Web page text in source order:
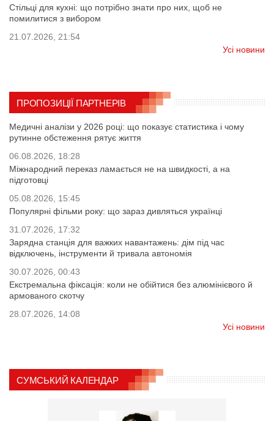
Стільці для кухні: що потрібно знати про них, щоб не
помилитися з вибором
21.07.2026, 21:54
Усі новини
ПРОПОЗИЦІЇ ПАРТНЕРІВ
Медичні аналізи у 2026 році: що показує статистика і чому
рутинне обстеження рятує життя
06.08.2026, 18:28
Міжнародний переказ ламається не на швидкості, а на
підготовці
05.08.2026, 15:45
Популярні фільми року: що зараз дивляться українці
31.07.2026, 17:32
Зарядна станція для важких навантажень: дім під час
відключень, інструменти й тривала автономія
30.07.2026, 00:43
Екстремальна фіксація: коли не обійтися без алюмінієвого й
армованого скотчу
28.07.2026, 14:08
Усі новини
СУМСЬКИЙ КАЛЕНДАР